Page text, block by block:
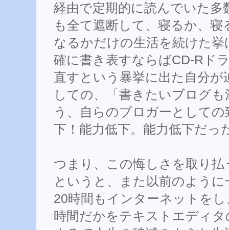
経由で定期的に読んでいた
も全て遮断して、寝るか、
なるかだけの生活を続けた
確に書き表すならばCD-Rド
直すという暴挙に出た自分
しての、「書きたいブログ
う、自らのブロガーとして
下！能力低下。能力低下だっ
つまり、この悔しさを取り
というと、また以前のよう
20時間もインターネットを
時間だかをテキストエディ